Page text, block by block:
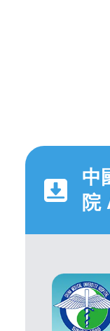
中
院